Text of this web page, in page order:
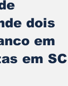
dois
em
em SC